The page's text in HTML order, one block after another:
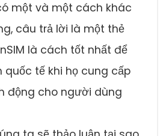
một và một cách khác
câu trả lời là một thẻ
là cách tốt nhất để
quốc tế khi họ cung cấp
động cho người dùng